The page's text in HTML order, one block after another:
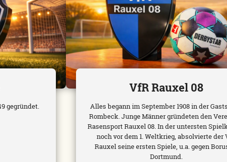
gegründet.
VfR Rauxel 08
Alles begann im September 1908 in der
Rombeck. Junge Männer gründeten den
Rasensport Rauxel 08. In der untersten
noch vor dem 1. Weltkrieg, absolvierte der
Rauxel seine ersten Spiele, u.a. gegen
Dortmund.